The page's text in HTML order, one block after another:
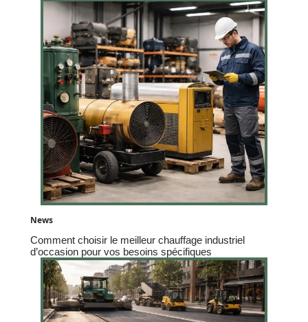
News
Comment choisir le meilleur chauffage industriel
d’occasion pour vos besoins spécifiques